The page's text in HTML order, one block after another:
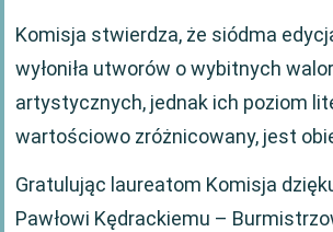
Komisja stwierdza, że siódma
wyłoniła utworów o wybitnych
artystycznych, jednak ich poziom
wartościowo zróżnicowany, jest
Gratulując laureatom Komisja
Pawłowi Kędrackiemu –